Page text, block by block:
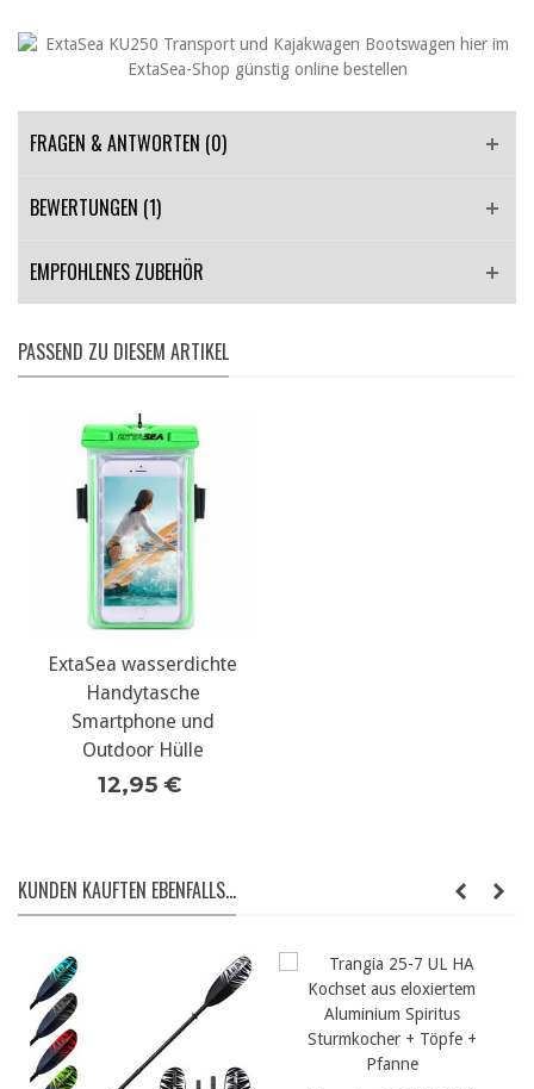
FRAGEN & ANTWORTEN (0)
BEWERTUNGEN (1)
EMPFOHLENES ZUBEHÖR
PASSEND ZU DIESEM ARTIKEL
ExtaSea wasserdichte
Handytasche
Smartphone und
Outdoor Hülle
12,95 €
KUNDEN KAUFTEN EBENFALLS...
MSR IsoPro